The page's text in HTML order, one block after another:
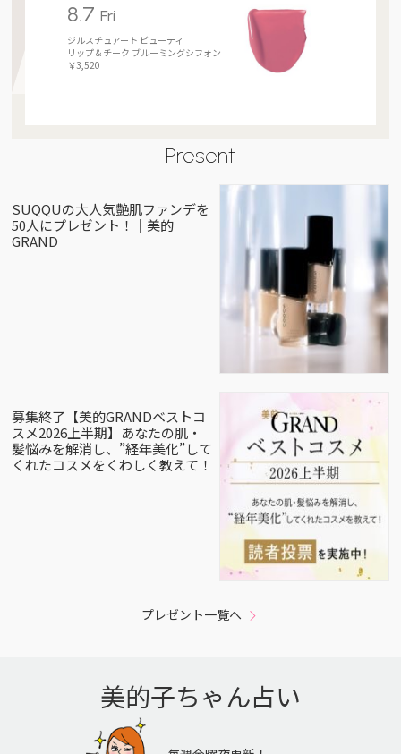
8.7Fri
ジルスチュアート ビューティ
リップ＆チーク ブルーミングシフォン
￥3,520
Present
SUQQUの大人気艶肌ファンデを
50人にプレゼント！｜美的
GRAND
募集終了【美的GRANDベストコ
スメ2026上半期】あなたの肌・
髪悩みを解消し、”経年美化”して
くれたコスメをくわしく教えて！
プレゼント一覧へ
美的子ちゃん占い